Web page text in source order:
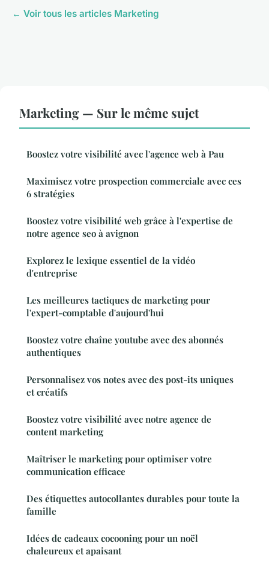
← Voir tous les articles Marketing
Marketing — Sur le même sujet
Boostez votre visibilité avec l'agence web à Pau
Maximisez votre prospection commerciale avec ces
6 stratégies
Boostez votre visibilité web grâce à l'expertise de
notre agence seo à avignon
Explorez le lexique essentiel de la vidéo
d'entreprise
Les meilleures tactiques de marketing pour
l'expert-comptable d'aujourd'hui
Boostez votre chaîne youtube avec des abonnés
authentiques
Personnalisez vos notes avec des post-its uniques
et créatifs
Boostez votre visibilité avec notre agence de
content marketing
Maîtriser le marketing pour optimiser votre
communication efficace
Des étiquettes autocollantes durables pour toute la
famille
Idées de cadeaux cocooning pour un noël
chaleureux et apaisant